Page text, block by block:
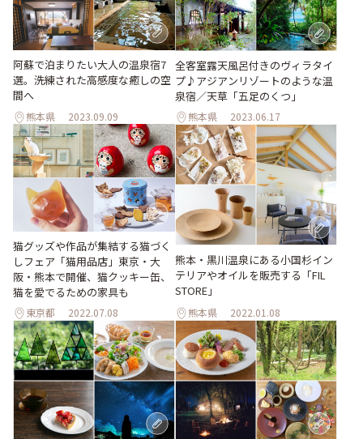
阿蘇で泊まりたい大人の温泉宿7
選。洗練された高感度な癒しの空
間へ
熊本県 2023.09.09
全客室露天風呂付きのヴィラタイ
プ♪アジアンリゾートのような温
泉宿／天草「五足のくつ」
熊本県 2023.06.17
猫グッズや作品が集結する猫づく
しフェア「猫用品店」東京・大
阪・熊本で開催、猫クッキー缶、
猫を愛でるための家具も
東京都 2022.07.08
熊本・黒川温泉にある小国杉イン
テリアやオイルを販売する「FIL
STORE」
熊本県 2022.01.08